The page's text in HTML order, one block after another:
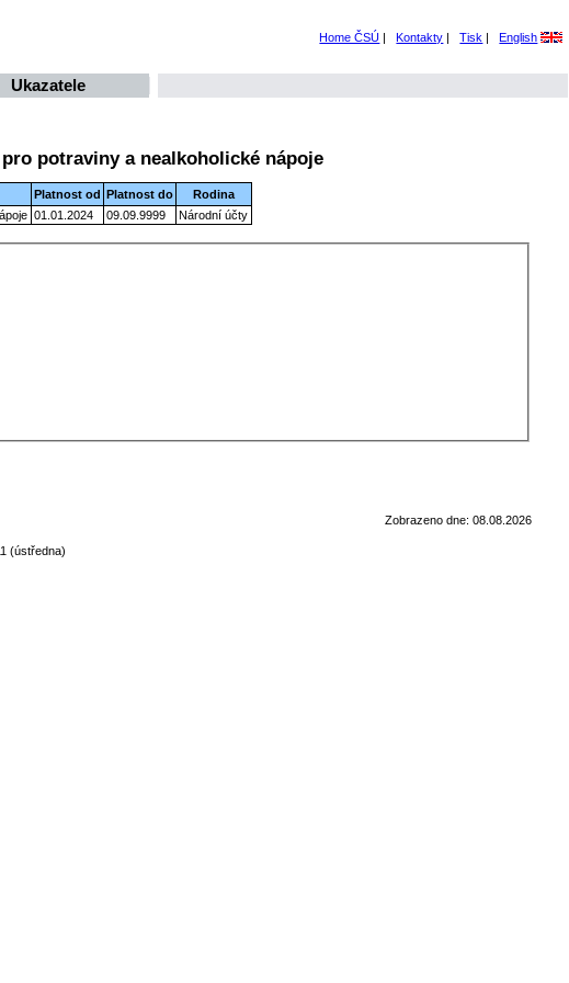
Home ČSÚ | Kontakty | Tisk | English
Ukazatele
potraviny a nealkoholické nápoje
Platnost od Platnost do
Rodina
01.01.2024 09.09.9999 Národní účty
Zobrazeno dne: 08.08.2026
(ústředna)